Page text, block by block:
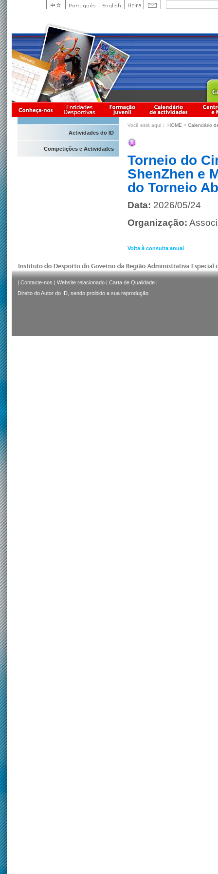
Actividades do ID
Competições e Actividades
Você está aqui： HOME > Calendário
Torneio do
ShenZhen e
do Torneio
Data: 2026/05/24
Organização:
Volta à consulta anual
| Contacte-nos | Website relacionado | Carta de Qualidade |
Direito do Autor do ID, sendo proibido a sua reprodução.